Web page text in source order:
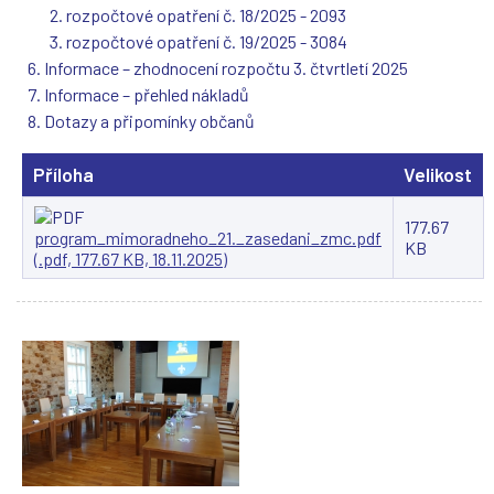
rozpočtové opatření č. 18/2025 - 2093
rozpočtové opatření č. 19/2025 - 3084
Informace – zhodnocení rozpočtu 3. čtvrtletí 2025
Informace – přehled nákladů
Dotazy a připomínky občanů
Příloha Velikost
program_mimoradneho_21._zasedani_zmc.pdf
(.pdf, 177.67 KB, 18.11.2025)
177.67
KB